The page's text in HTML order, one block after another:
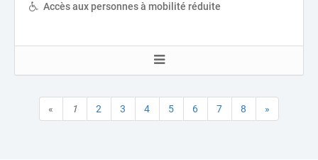
Accès aux personnes à mobilité réduite
« 1 2 3 4 5 6 7 8 »